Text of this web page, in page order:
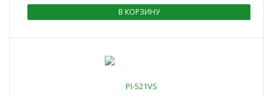
В КОРЗИНУ